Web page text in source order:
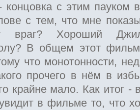
с этим пауком
с тем, что мне
враг? Хороший
В общем этот
что монотонности,
прочего в нём в
крайне мало. Как итог -
в фильме то, что